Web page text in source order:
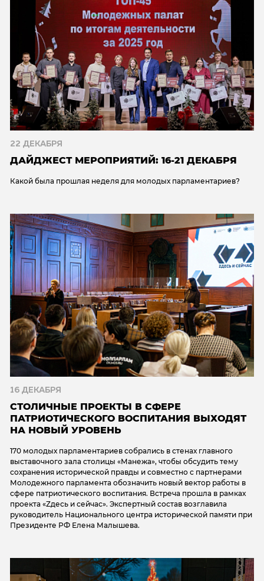
22 ДЕКАБРЯ
ДАЙДЖЕСТ МЕРОПРИЯТИЙ: 16-21 ДЕКАБРЯ
Какой была прошлая неделя для молодых парламентариев?
16 ДЕКАБРЯ
СТОЛИЧНЫЕ ПРОЕКТЫ В СФЕРЕ
ПАТРИОТИЧЕСКОГО ВОСПИТАНИЯ ВЫХОДЯТ
НА НОВЫЙ УРОВЕНЬ
170 молодых парламентариев собрались в стенах главного
выставочного зала столицы «Манежа», чтобы обсудить тему
сохранения исторической правды и совместно с партнерами
Молодежного парламента обозначить новый вектор работы в
сфере патриотического воспитания. Встреча прошла в рамках
проекта «Zдесь и сейчас». Экспертный состав возглавила
руководитель Национального центра исторической памяти при
Президенте РФ Елена Малышева.